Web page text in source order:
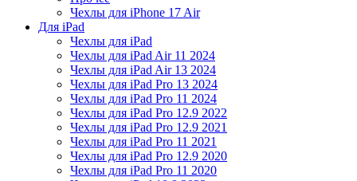
Чехлы для iPhone 17 Air
Для iPad
Чехлы для iPad
Чехлы для iPad Air 11 2024
Чехлы для iPad Air 13 2024
Чехлы для iPad Pro 13 2024
Чехлы для iPad Pro 11 2024
Чехлы для iPad Pro 12.9 2022
Чехлы для iPad Pro 12.9 2021
Чехлы для iPad Pro 11 2021
Чехлы для iPad Pro 12.9 2020
Чехлы для iPad Pro 11 2020